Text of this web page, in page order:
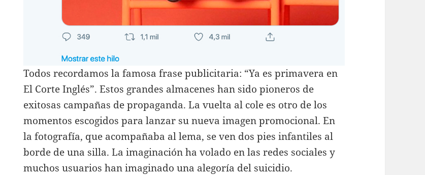
Todos recordamos la famosa frase publicitaria: “Ya es primavera en
El Corte Inglés”. Estos grandes almacenes han sido pioneros de
exitosas campañas de propaganda. La vuelta al cole es otro de los
momentos escogidos para lanzar su nueva imagen promocional. En
la fotografía, que acompañaba al lema, se ven dos pies infantiles al
borde de una silla. La imaginación ha volado en las redes sociales y
muchos usuarios han imaginado una alegoría del suicidio.